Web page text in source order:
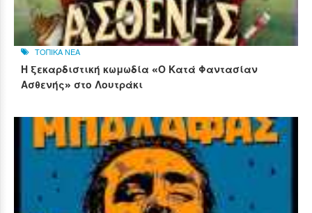
ΤΟΠΙΚΑ ΝΕΑ
Η ξεκαρδιστική κωμωδία «Ο Κατά Φαντασίαν
Ασθενής» στο Λουτράκι